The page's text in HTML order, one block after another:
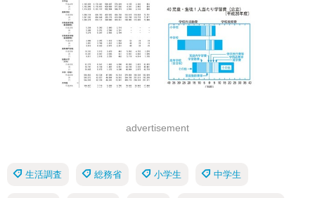
advertisement
生活調査 総務省 小学生 中学生